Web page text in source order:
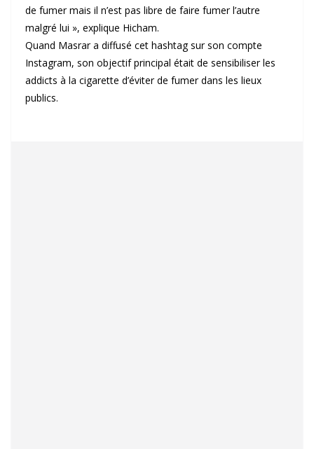
de fumer mais il n’est pas libre de faire fumer l’autre
malgré lui », explique Hicham.
Quand Masrar a diffusé cet hashtag sur son compte
Instagram, son objectif principal était de sensibiliser les
addicts à la cigarette d’éviter de fumer dans les lieux
publics.